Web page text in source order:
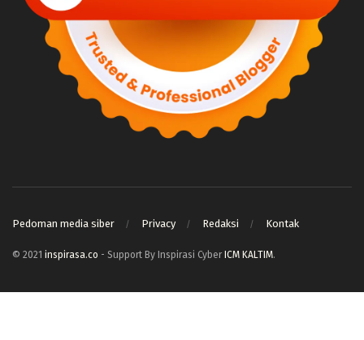
Pedoman media siber Privacy Redaksi Kontak
© 2021 inspirasa.co - Support By Inspirasi Cyber ICM KALTIM.